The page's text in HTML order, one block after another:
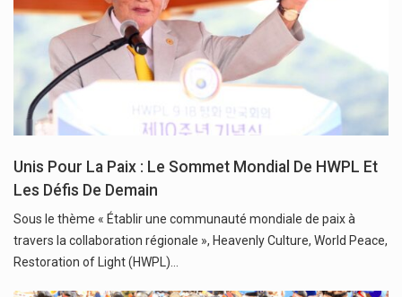
Unis Pour La Paix : Le Sommet Mondial De HWPL Et
Les Défis De Demain
Sous le thème « Établir une communauté mondiale de paix à
travers la collaboration régionale », Heavenly Culture, World Peace,
Restoration of Light (HWPL)…